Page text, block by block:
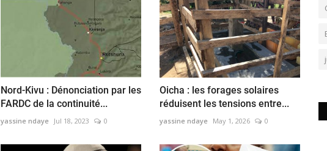
Nord-Kivu : Dénonciation par les
FARDC de la continuité...
yassine ndaye Jul 18, 2023 0
Oicha : les forages solaires
réduisent les tensions entre...
yassine ndaye May 1, 2026 0